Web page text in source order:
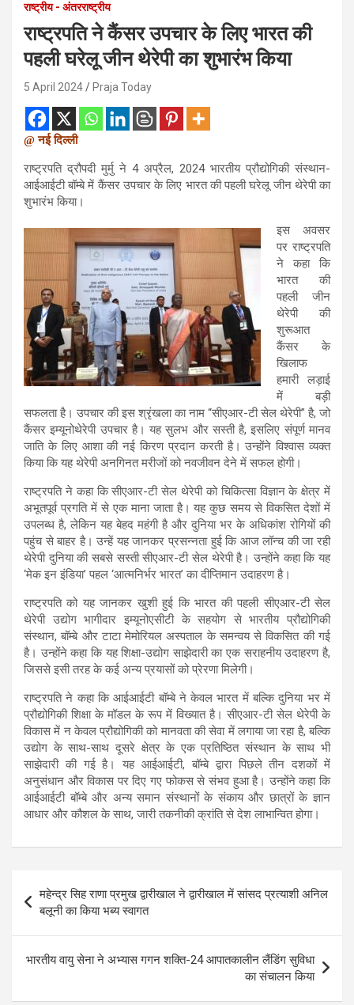
राष्ट्रीय - अंतरराष्ट्रीय
राष्ट्रपति ने कैंसर उपचार के लिए भारत की
पहली घरेलू जीन थेरेपी का शुभारंभ किया
5 April 2024 Praja Today
@ नई दिल्ली
राष्ट्रपति द्रौपदी मुर्मु ने 4 अप्रैल, 2024 भारतीय प्रौद्योगिकी संस्‍थान-
आईआईटी बॉम्बे में कैंसर उपचार के लिए भारत की पहली घरेलू जीन थेरेपी का
शुभारंभ किया।
इस अवसर
पर राष्ट्रपति
ने कहा कि
भारत की
पहली जीन
थेरेपी की
शुरूआत
कैंसर के
खिलाफ
हमारी लड़ाई
में बड़ी
सफलता है। उपचार की इस श्रृंखला का नाम “सीएआर-टी सेल थेरेपी” है, जो
कैंसर इम्यूनोथेरेपी उपचार है। यह सुलभ और सस्ती है, इसलिए संपूर्ण मानव
जाति के लिए आशा की नई किरण प्रदान करती है। उन्होंने विश्वास व्‍यक्‍त
किया कि यह थेरेपी अनगिनत मरीजों को नवजीवन देने में सफल होगी।
राष्ट्रपति ने कहा कि सीएआर-टी सेल थेरेपी को चिकित्सा विज्ञान के क्षेत्र में
अभूतपूर्व प्रगति में से एक माना जाता है। यह कुछ समय से विकसित देशों में
उपलब्ध है, लेकिन यह बेहद महंगी है और दुनिया भर के अधिकांश रोगियों की
पहुंच से बाहर है। उन्हें यह जानकर प्रसन्‍नता हुई कि आज लॉन्च की जा रही
थेरेपी दुनिया की सबसे सस्ती सीएआर-टी सेल थेरेपी है। उन्होंने कहा कि यह
‘मेक इन इंडिया’ पहल ‘आत्मनिर्भर भारत’ का दीप्‍तिमान उदाहरण है।
राष्ट्रपति को यह जानकर खुशी हुई कि भारत की पहली सीएआर-टी सेल
थेरेपी उद्योग भागीदार इम्यूनोएसीटी के सहयोग से भारतीय प्रौद्योगिकी
संस्थान, बॉम्बे और टाटा मेमोरियल अस्पताल के समन्‍वय से विकसित की गई
है। उन्होंने कहा कि यह शिक्षा-उद्योग साझेदारी का एक सराहनीय उदाहरण है,
जिससे इसी तरह के कई अन्य प्रयासों को प्रेरणा मिलेगी।
राष्ट्रपति ने कहा कि आईआईटी बॉम्बे ने केवल भारत में बल्कि दुनिया भर में
प्रौद्योगिकी शिक्षा के मॉडल के रूप में विख्‍यात है। सीएआर-टी सेल थेरेपी के
विकास में न केवल प्रौद्योगिकी को मानवता की सेवा में लगाया जा रहा है, बल्कि
उद्योग के साथ-साथ दूसरे क्षेत्र के एक प्रतिष्ठित संस्थान के साथ भी
साझेदारी की गई है। यह आईआईटी, बॉम्बे द्वारा पिछले तीन दशकों में
अनुसंधान और विकास पर दिए गए फोकस से संभव हुआ है। उन्होंने कहा कि
आईआईटी बॉम्बे और अन्य समान संस्थानों के संकाय और छात्रों के ज्ञान
आधार और कौशल के साथ, जारी तकनीकी क्रांति से देश लाभान्वित होगा।
Post
navigation
महेन्द्र सिह राणा प्रमुख द्वारीखाल ने द्वारीखाल में सांसद प्रत्याशी अनिल
बलूनी का किया भब्य स्वागत
भारतीय वायु सेना ने अभ्यास गगन शक्ति-24 आपातकालीन लैंडिंग सुविधा
का संचालन किया